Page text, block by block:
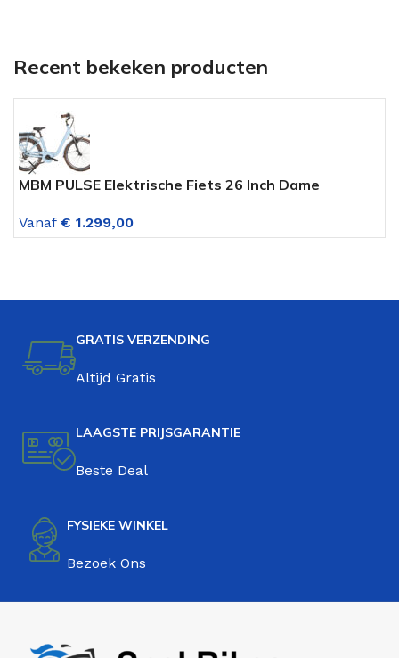
Recent bekeken producten
MBM PULSE Elektrische Fiets 26 Inch Dame
Vanaf € 1.299,00
GRATIS VERZENDING
Altijd Gratis
LAAGSTE PRIJSGARANTIE
Beste Deal
FYSIEKE WINKEL
Bezoek Ons